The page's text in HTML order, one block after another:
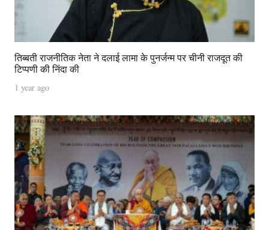
तिब्बती राजनीतिक नेता ने दलाई लामा के पुनर्जन्म पर चीनी राजदूत की
टिप्पणी की निंदा की
1 year ago